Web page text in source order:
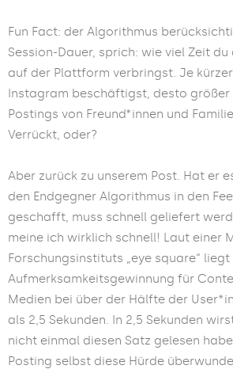
Fun Fact: der Algorithmus
Session-Dauer, sprich: wie viel Zeit
auf der Plattform verbringst. Je
Instagram beschäftigst, desto
Postings von Freund*innen und
Verrückt, oder?
Aber zurück zu unserem Post. Hat er
den Endgegner Algorithmus in den
geschafft, muss schnell geliefert
meine ich wirklich schnell! Laut einer
Forschungsinstituts „eye square“
Aufmerksamkeitsgewinnung für
Medien bei über der Hälfte der
als 2,5 Sekunden. In 2,5 Sekunden
nicht einmal diesen Satz gelesen
Posting selbst diese Hürde